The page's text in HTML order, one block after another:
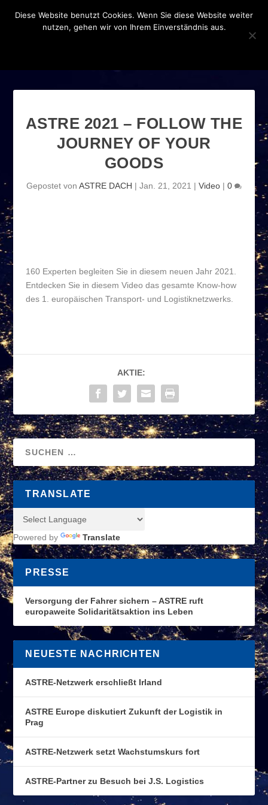
ASTRE 2021 – FOLLOW THE
JOURNEY OF YOUR
GOODS
Gepostet von ASTRE DACH | Jan. 21, 2021 | Video | 0
160 Experten begleiten Sie in diesem neuen Jahr 2021.
Entdecken Sie in diesem Video das gesamte Know-how
des 1. europäischen Transport- und Logistiknetzwerks.
AKTIE:
TRANSLATE
Powered by Translate
PRESSE
Versorgung der Fahrer sichern – ASTRE ruft
europaweite Solidaritätsaktion ins Leben
NEUESTE NACHRICHTEN
ASTRE-Netzwerk erschließt Irland
ASTRE Europe diskutiert Zukunft der Logistik in
Prag
ASTRE-Netzwerk setzt Wachstumskurs fort
ASTRE-Partner zu Besuch bei J.S. Logistics
Diese Website benutzt Cookies. Wenn Sie diese Website weiter
nutzen, gehen wir von Ihrem Einverständnis aus.